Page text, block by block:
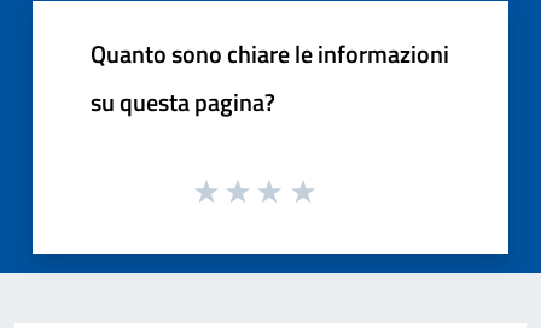
Quanto sono chiare le informazioni
su questa pagina?